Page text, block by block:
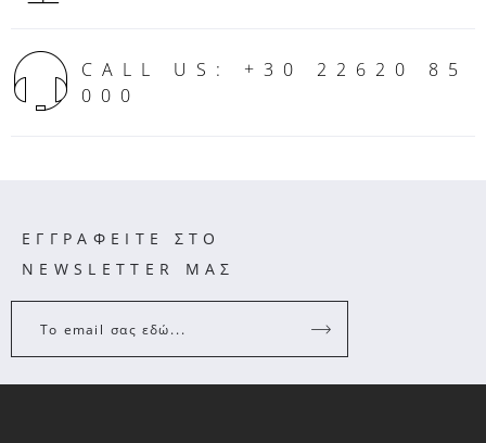
CALL US: +30 22620 85
000
ΕΓΓΡΑΦΕΙΤΕ ΣΤΟ
NEWSLETTER ΜΑΣ
Το email σας εδώ...